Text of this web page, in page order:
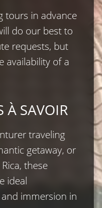
tours in advance
do our best to
requests, but
availability of a
À SAVOIR
traveling
getaway, or
these
ideal
immersion in